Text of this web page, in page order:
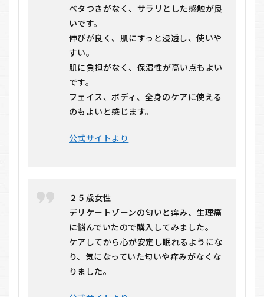
ベタつきがなく、サラリとした感触が良
いです。
伸びが良く、肌にすっと浸透し、使いや
すい。
肌に負担がなく、保湿性が高い点もよい
です。
フェイス、ボディ、全身のケアに使える
のもよいと感じます。
公式サイトより
２５歳女性
デリケートゾーンの匂いと痒み、生理痛
に悩んでいたので購入してみました。
ケアしてから心が安定し眠れるようにな
り、気になっていた匂いや痒みがなくな
りました。